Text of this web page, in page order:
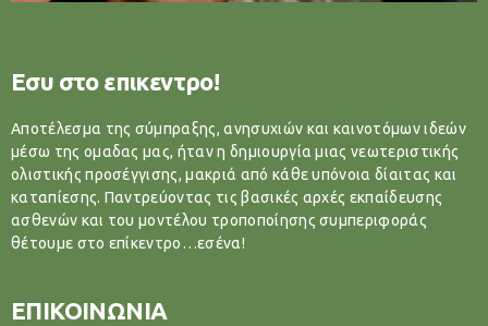
Εσυ στο επικεντρο!
Αποτέλεσμα της σύμπραξης, ανησυχιών και καινοτόμων ιδεών
μέσω της ομαδας μας, ήταν η δημιουργία μιας νεωτεριστικής
ολιστικής προσέγγισης, μακριά από κάθε υπόνοια δίαιτας και
καταπίεσης. Παντρεύοντας τις βασικές αρχές εκπαίδευσης
ασθενών και του μοντέλου τροποποίησης συμπεριφοράς
θέτουμε στο επίκεντρο…εσένα!
ΕΠΙΚΟΙΝΩΝΙΑ